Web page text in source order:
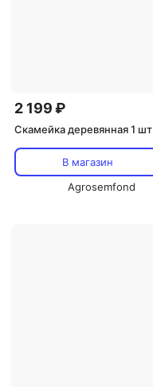
2 199 ₽
Скамейка деревянная 1 шт
В магазин
Agrosemfond